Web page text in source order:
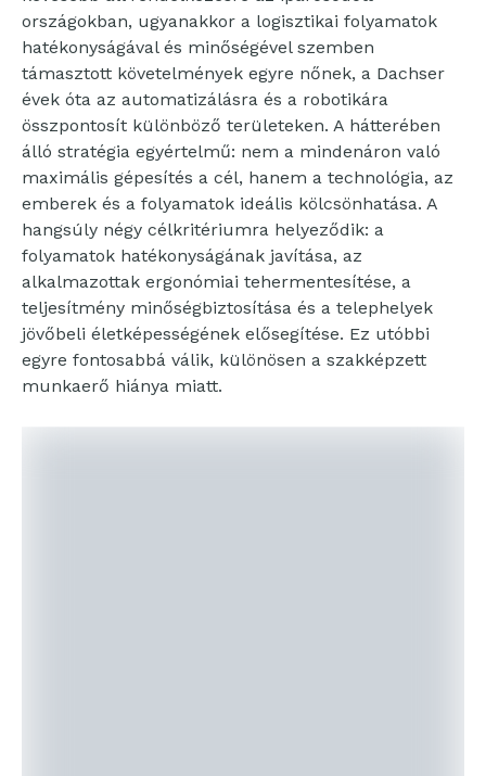
országokban, ugyanakkor a logisztikai folyamatok
hatékonyságával és minőségével szemben
támasztott követelmények egyre nőnek, a Dachser
évek óta az automatizálásra és a robotikára
összpontosít különböző területeken. A hátterében
álló stratégia egyértelmű: nem a mindenáron való
maximális gépesítés a cél, hanem a technológia, az
emberek és a folyamatok ideális kölcsönhatása. A
hangsúly négy célkritériumra helyeződik: a
folyamatok hatékonyságának javítása, az
alkalmazottak ergonómiai tehermentesítése, a
teljesítmény minőségbiztosítása és a telephelyek
jövőbeli életképességének elősegítése. Ez utóbbi
egyre fontosabbá válik, különösen a szakképzett
munkaerő hiánya miatt.